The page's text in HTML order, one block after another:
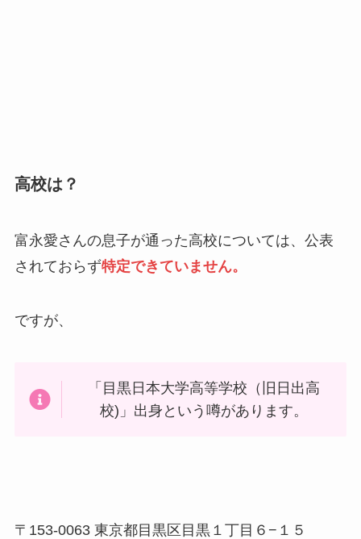
高校は？
富永愛さんの息子が通った高校については、公表
されておらず特定できていません。
ですが、
「目黒日本大学高等学校（旧日出高
校)」出身という噂があります。
〒153-0063 東京都目黒区目黒１丁目６−１５